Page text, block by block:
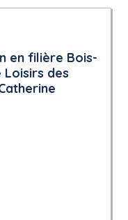
en filière Bois-
Loisirs des